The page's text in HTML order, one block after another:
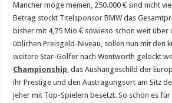
Mancher möge meinen, 250.000 € sind nicht
Betrag stockt Titelsponsor BMW das
bisher mit 4,75 Mio € sowieso schon weit über
üblichen Preisgeld-Niveau, sollen nun mit den
weitere Star-Golfer nach Wentworth gelockt
Championship, das Aushängeschild der
ihr Prestige und den Austragungsort am Sitz
jeher mit Top-Spielern besetzt. So schön es